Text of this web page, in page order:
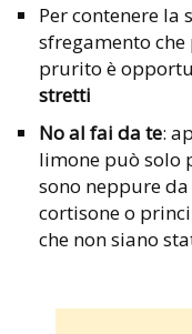
Per contenere la
sfregamento
prurito è
stretti
No al fai da te:
limone può solo
sono neppure
cortisone o
che non siano